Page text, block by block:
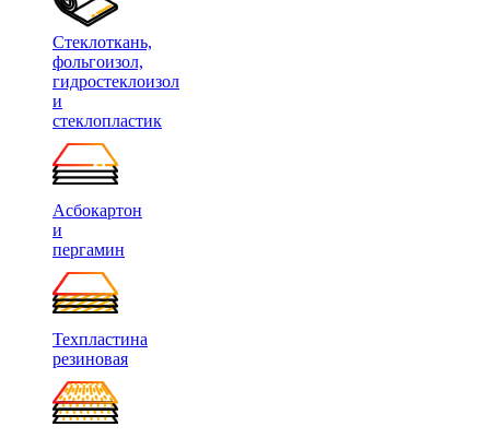
Стеклоткань,
фольгоизол,
гидростеклоизол
и
стеклопластик
Асбокартон
и
пергамин
Техпластина
резиновая